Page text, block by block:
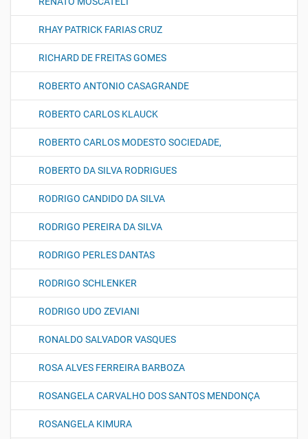
RHAY PATRICK FARIAS CRUZ
RICHARD DE FREITAS GOMES
ROBERTO ANTONIO CASAGRANDE
ROBERTO CARLOS KLAUCK
ROBERTO CARLOS MODESTO SOCIEDADE,
ROBERTO DA SILVA RODRIGUES
RODRIGO CANDIDO DA SILVA
RODRIGO PEREIRA DA SILVA
RODRIGO PERLES DANTAS
RODRIGO SCHLENKER
RODRIGO UDO ZEVIANI
RONALDO SALVADOR VASQUES
ROSA ALVES FERREIRA BARBOZA
ROSANGELA CARVALHO DOS SANTOS MENDONÇA
ROSANGELA KIMURA